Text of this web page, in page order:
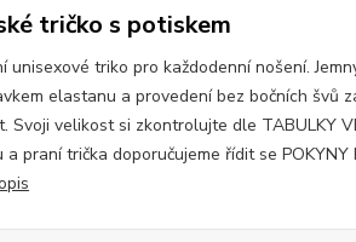
tričko s potiskem
unisexové triko pro každodenní nošení.
elastanu a provedení bez bočních švů
Svoji velikost si zkontrolujte dle TABULKY
a praní trička doporučujeme řídit se POKYNY